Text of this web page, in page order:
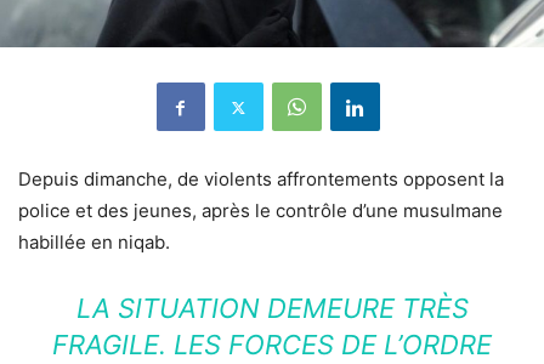
Depuis dimanche, de violents affrontements opposent la
police et des jeunes, après le contrôle d’une musulmane
habillée en niqab.
LA SITUATION DEMEURE TRÈS
FRAGILE. LES FORCES DE L’ORDRE